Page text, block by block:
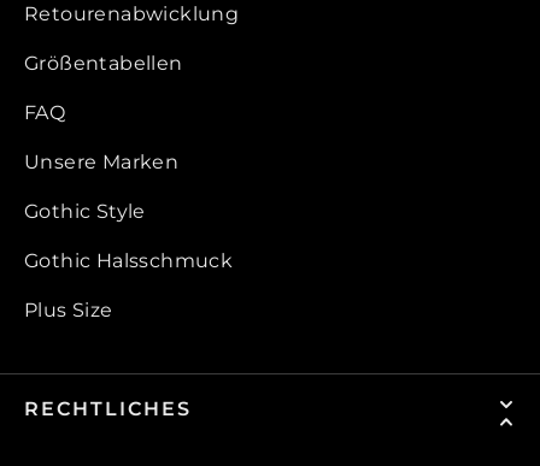
Retourenabwicklung
Größentabellen
FAQ
Unsere Marken
Gothic Style
Gothic Halsschmuck
Plus Size
RECHTLICHES